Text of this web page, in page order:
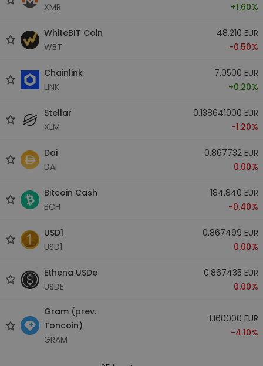
XMR
+1.60%
WhiteBIT Coin
WBT
48.210 EUR
-0.50%
Chainlink
LINK
7.0500 EUR
+0.20%
Stellar
XLM
0.138641000 EUR
-1.20%
Dai
DAI
0.867732 EUR
0.00%
Bitcoin Cash
BCH
184.840 EUR
-0.40%
USD1
USD1
0.867499 EUR
0.00%
Ethena USDe
USDE
0.867435 EUR
0.00%
Gram (prev.
Toncoin)
GRAM
1.160000 EUR
-4.10%